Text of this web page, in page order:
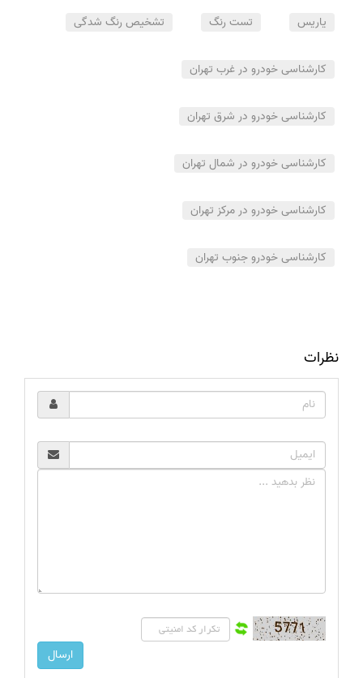
یاریس تست رنگ تشخیص رنگ شدگی
کارشناسی خودرو در غرب تهران
کارشناسی خودرو در شرق تهران
کارشناسی خودرو در شمال تهران
کارشناسی خودرو در مرکز تهران
کارشناسی خودرو جنوب تهران
نظرات